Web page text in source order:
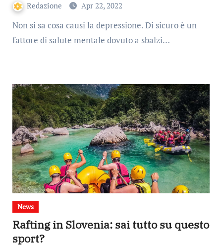
Redazione Apr 22, 2022
Non si sa cosa causi la depressione. Di sicuro è un
fattore di salute mentale dovuto a sbalzi…
News
Rafting in Slovenia: sai tutto su questo
sport?